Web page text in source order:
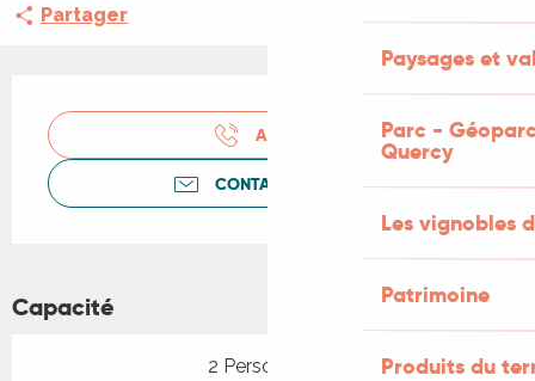
Paysages et
Parc -
Quercy
Les vignobles
Patrimoine
Produits du
Partager
Ouverture et coordonnées
APPELER
CONTACTEZ-NOUS
Capacité
2 Personne(s)